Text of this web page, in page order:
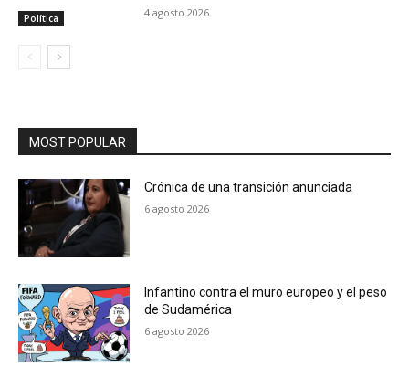
Política 4 agosto 2026
MOST POPULAR
Crónica de una transición anunciada
6 agosto 2026
Infantino contra el muro europeo y el peso
de Sudamérica
6 agosto 2026